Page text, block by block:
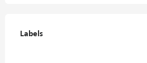
Labels
Labels